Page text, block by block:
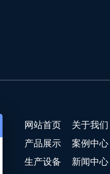
网站首页
关于我们
产品展示
案例中心
生产设备
新闻中心